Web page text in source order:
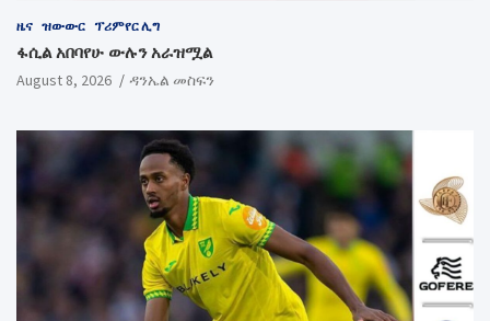
ዜና ዝውውር ፕሪምየር ሊግ
ፋሲል አበባየሁ ውሉን አራዝሟል
August 8, 2026 ዳንኤል መስፍን